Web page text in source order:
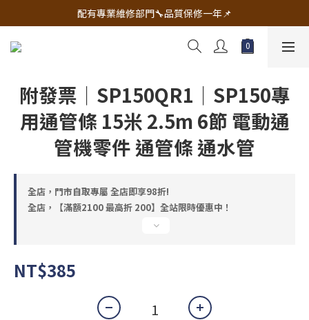
🔧電動工具&五金唯一首選 宇慶五金網拍🔧
配有專業維修部門🔧品質保修一年📌
🔧電動工具&五金唯一首選 宇慶五金網拍🔧
附發票｜SP150QR1｜SP150專
用通管條 15米 2.5m 6節 電動通
管機零件 通管條 通水管
全店，門市自取專屬 全店即享98折!
全店，【滿額2100 最高折 200】全站限時優惠中！
NT$385